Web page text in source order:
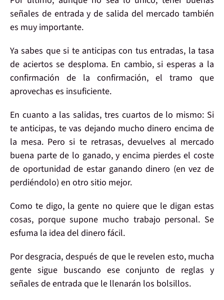
señales de entrada y de salida del mercado también
es muy importante.
Ya sabes que si te anticipas con tus entradas, la tasa
de aciertos se desploma. En cambio, si esperas a la
confirmación de la confirmación, el tramo que
aprovechas es insuficiente.
En cuanto a las salidas, tres cuartos de lo mismo: Si
te anticipas, te vas dejando mucho dinero encima de
la mesa. Pero si te retrasas, devuelves al mercado
buena parte de lo ganado, y encima pierdes el coste
de oportunidad de estar ganando dinero (en vez de
perdiéndolo) en otro sitio mejor.
Como te digo, la gente no quiere que le digan estas
cosas, porquesupone mucho trabajo personal. Se
esfuma la idea del dinero fácil.
Por desgracia, después de que le revelen esto, mucha
gente sigue buscando ese conjunto de reglas y
señales de entrada que le llenarán los bolsillos.